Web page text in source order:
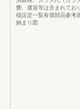
費、運賃等は含まれてお
様設定一覧有償部品参考
納まり図